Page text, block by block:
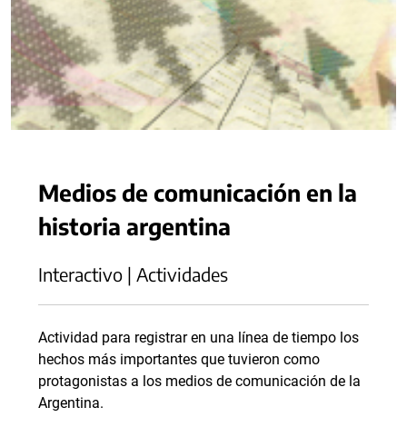
Medios de comunicación en la
historia argentina
Interactivo | Actividades
Actividad para registrar en una línea de tiempo los
hechos más importantes que tuvieron como
protagonistas a los medios de comunicación de la
Argentina.